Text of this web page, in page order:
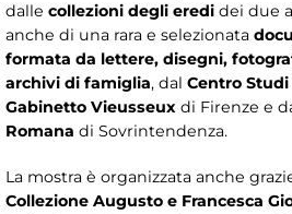
dalle collezioni degli eredi dei due
anche di una rara e selezionata
formata da lettere, disegni,
archivi di famiglia, dal Centro
Gabinetto Vieusseux di Firenze e
Romana di Sovrintendenza.
La mostra è organizzata anche
Collezione Augusto e Francesca